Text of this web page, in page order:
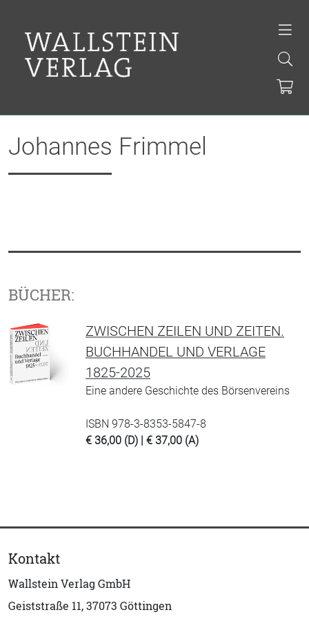
Johannes Frimmel
BÜCHER:
ZWISCHEN ZEILEN UND ZEITEN.
BUCHHANDEL UND VERLAGE
1825-2025
Eine andere Geschichte des Börsenvereins
ISBN 978-3-8353-5847-8
€ 36,00 (D) | € 37,00 (A)
Kontakt
Wallstein Verlag GmbH
Geiststraße 11, 37073 Göttingen